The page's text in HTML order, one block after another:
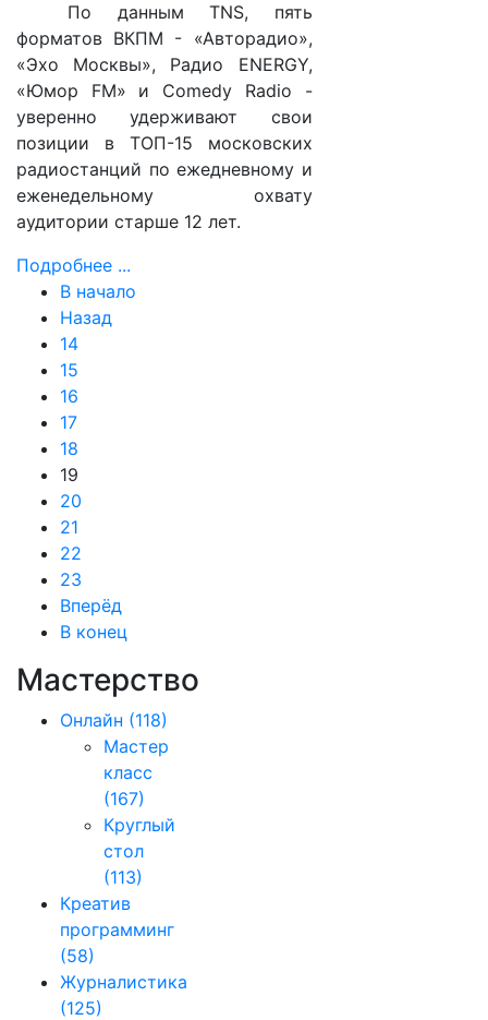
По данным TNS, пять
форматов ВКПМ - «Авторадио»,
«Эхо Москвы», Радио ENERGY,
«Юмор FM» и Comedy Radio -
уверенно удерживают свои
позиции в ТОП-15 московских
радиостанций по ежедневному и
еженедельному охвату
аудитории старше 12 лет.
Подробнее ...
В начало
Назад
14
15
16
17
18
19
20
21
22
23
Вперёд
В конец
Мастерство
Онлайн (118)
Мастер
класс
(167)
Круглый
стол
(113)
Креатив
программинг
(58)
Журналистика
(125)